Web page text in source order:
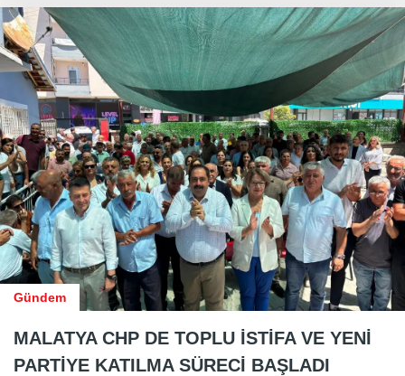
Gündem
MALATYA CHP DE TOPLU İSTİFA VE YENİ
PARTİYE KATILMA SÜRECİ BAŞLADI